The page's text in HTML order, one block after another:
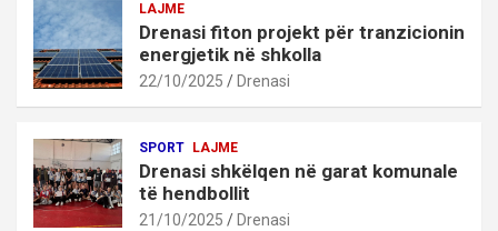
LAJME
Drenasi fiton projekt për tranzicionin
energjetik në shkolla
22/10/2025 Drenasi
SPORT LAJME
Drenasi shkëlqen në garat komunale
të hendbollit
21/10/2025 Drenasi